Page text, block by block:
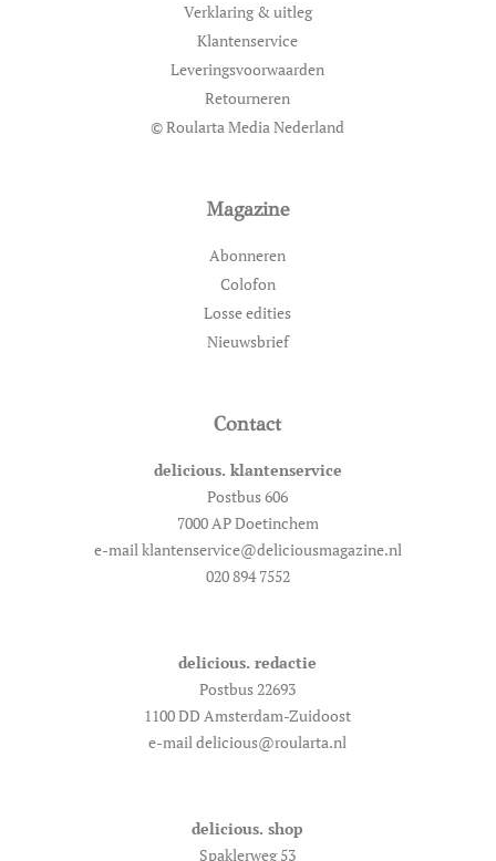
Verklaring & uitleg
Klantenservice
Leveringsvoorwaarden
Retourneren
© Roularta Media Nederland
Magazine
Abonneren
Colofon
Losse edities
Nieuwsbrief
Contact
delicious. klantenservice
Postbus 606
7000 AP Doetinchem
e-mail klantenservice@deliciousmagazine.nl
020 894 7552
delicious. redactie
Postbus 22693
1100 DD Amsterdam-Zuidoost
e-mail delicious@roularta.nl
delicious. shop
Spaklerweg 53